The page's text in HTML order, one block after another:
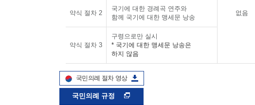
없음
약식 절차 2
국기에 대한 경례곡 연주와
함께 국기에 대한 맹세문 낭송
약식 절차 3
구령으로만 실시
* 국기에 대한 맹세문 낭송은
하지 않음
국민의례 절차 영상
국민의례 규정